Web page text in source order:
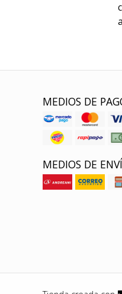
MEDIOS DE
MEDIOS DE